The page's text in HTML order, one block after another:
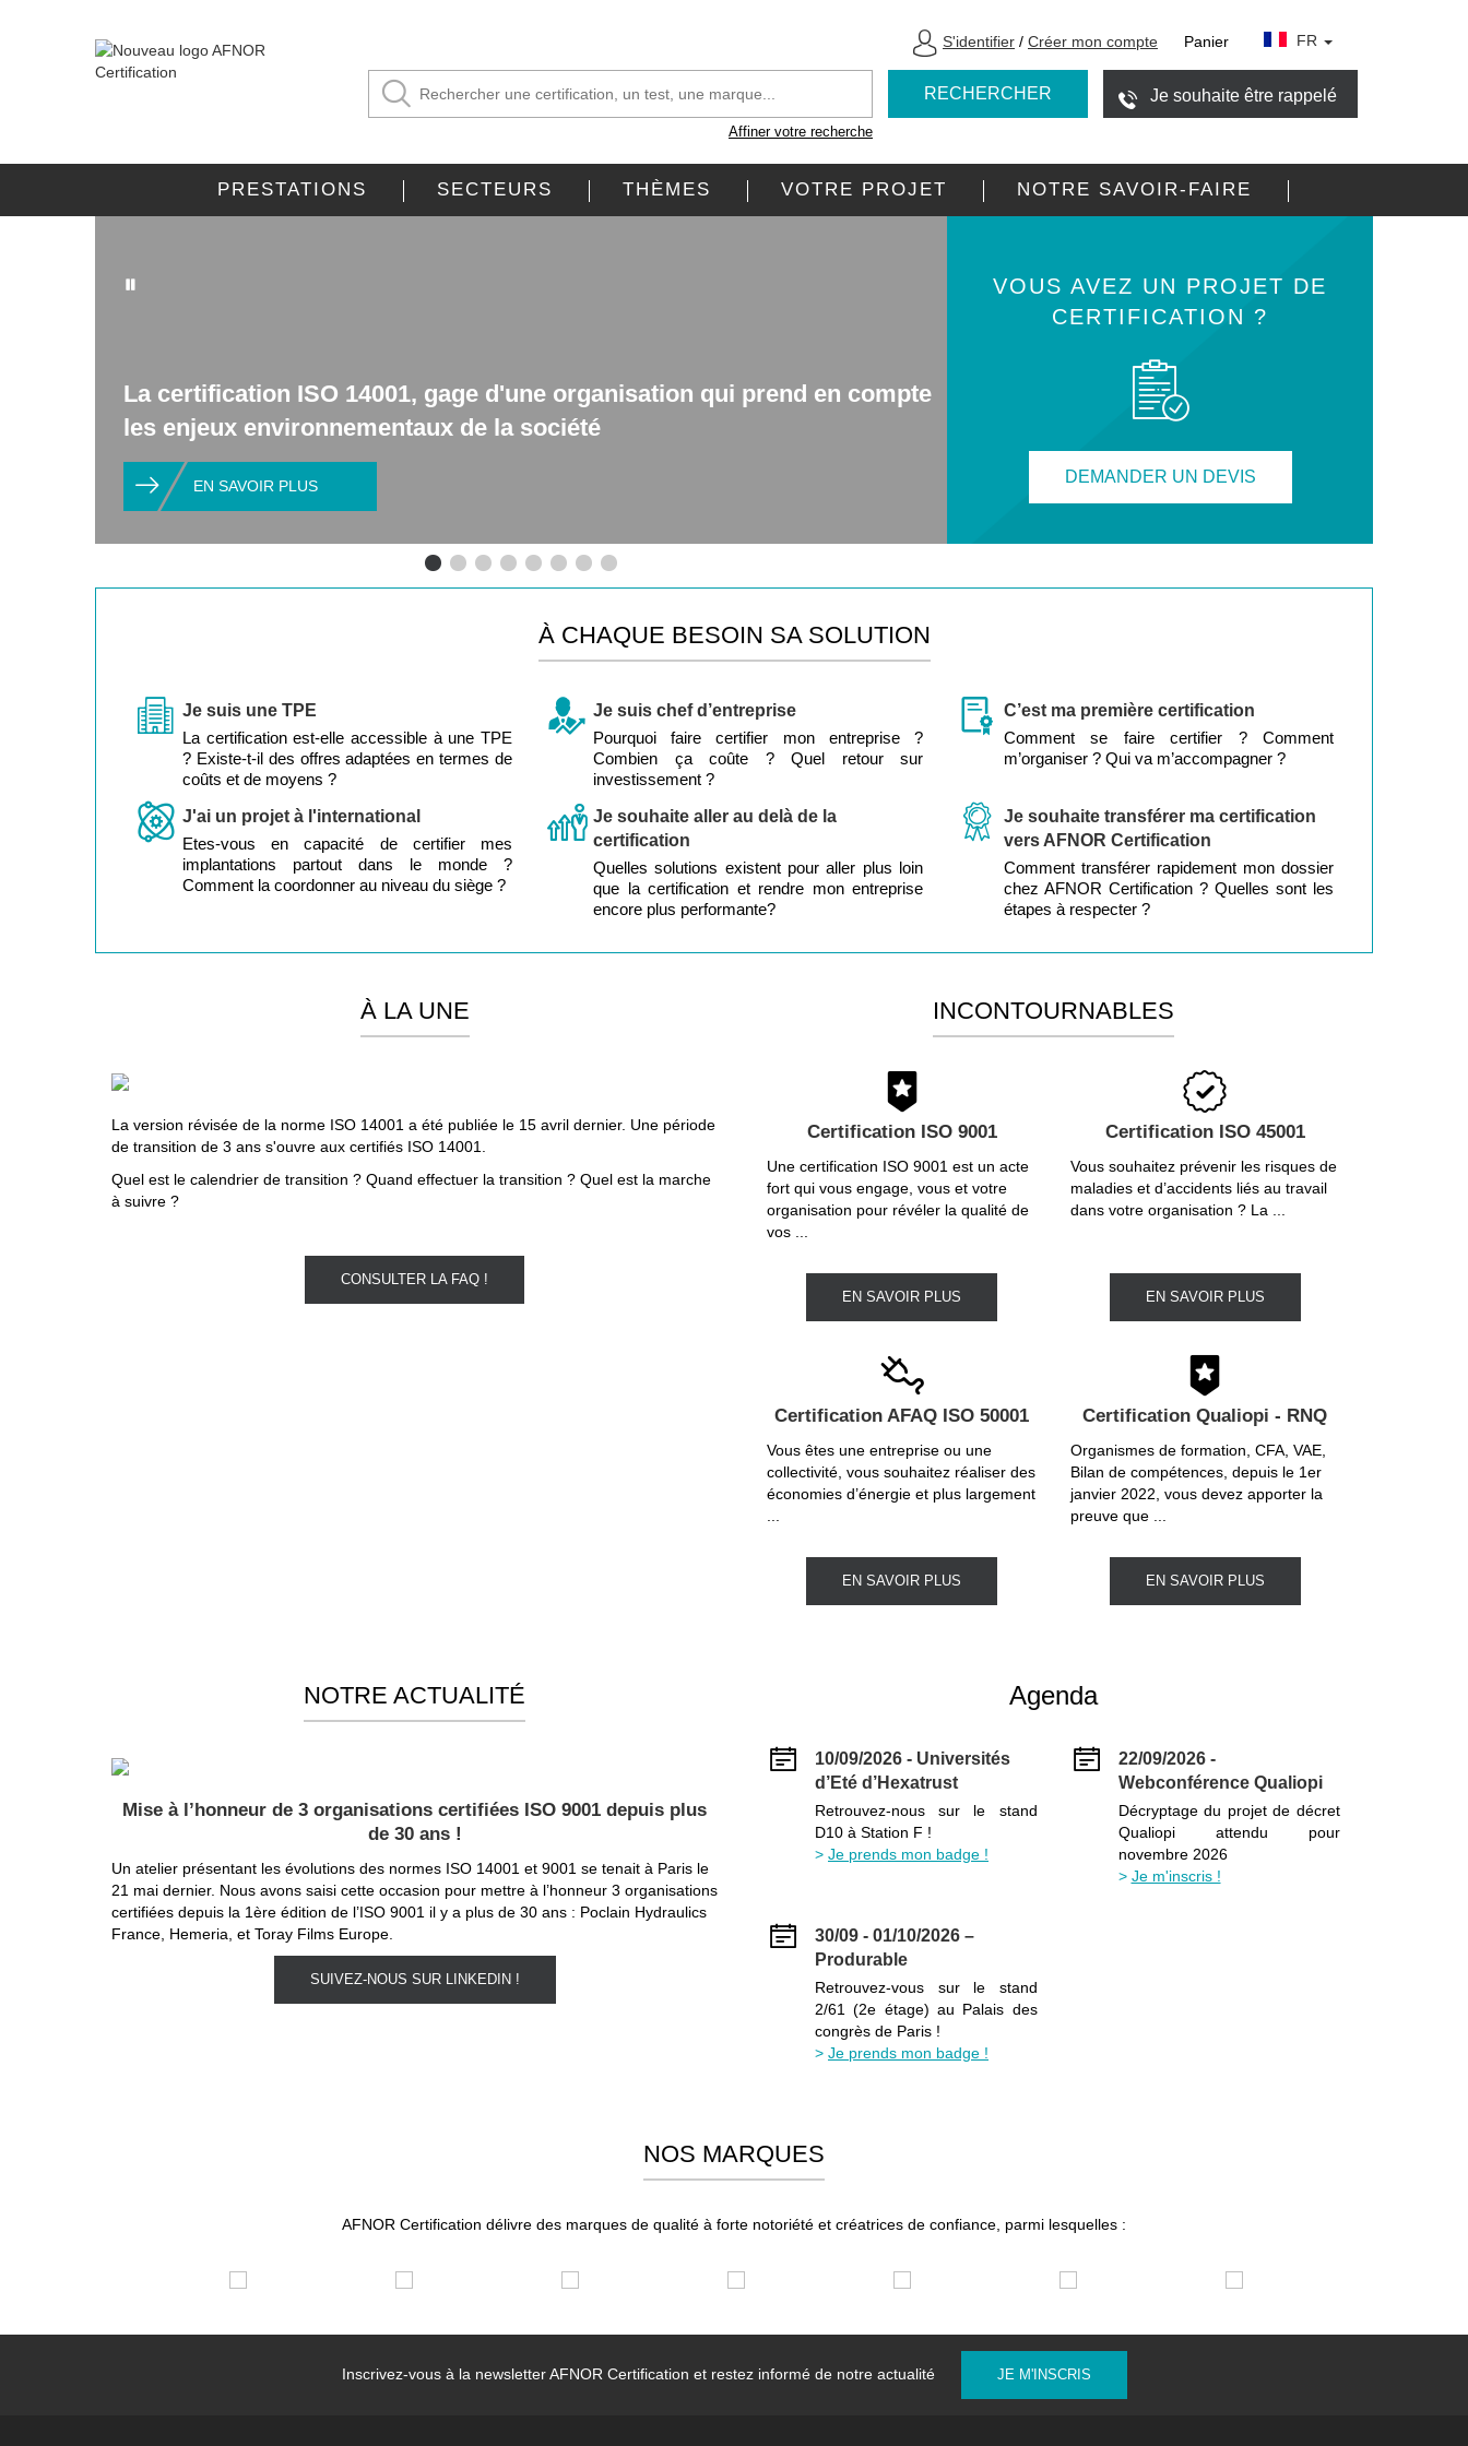
S'identifier / Créer mon compte Panier FR
Affiner votre recherche
RECHERCHER Je souhaite être rappelé
PRESTATIONS SECTEURS THÈMES VOTRE PROJET NOTRE SAVOIR-FAIRE
La certification ISO 14001, gage d'une organisation qui prend en compte
les enjeux environnementaux de la société
EN SAVOIR PLUS
VOUS AVEZ UN PROJET DE
CERTIFICATION ?
DEMANDER UN DEVIS
À CHAQUE BESOIN SA SOLUTION
Je suis une TPE
La certification est-elle accessible à une TPE
? Existe-t-il des offres adaptées en termes de
coûts et de moyens ?
Je suis chef d’entreprise
Pourquoi faire certifier mon entreprise ?
Combien ça coûte ? Quel retour sur
investissement ?
C’est ma première certification
Comment se faire certifier ? Comment
m’organiser ? Qui va m’accompagner ?
J'ai un projet à l'international
Etes-vous en capacité de certifier mes
implantations partout dans le monde ?
Comment la coordonner au niveau du siège ?
Je souhaite aller au delà de la
certification
Quelles solutions existent pour aller plus loin
que la certification et rendre mon entreprise
encore plus performante?
Je souhaite transférer ma certification
vers AFNOR Certification
Comment transférer rapidement mon dossier
chez AFNOR Certification ? Quelles sont les
étapes à respecter ?
À LA UNE
La version révisée de la norme ISO 14001 a été publiée le 15 avril dernier. Une période
de transition de 3 ans s'ouvre aux certifiés ISO 14001.
Quel est le calendrier de transition ? Quand effectuer la transition ? Quel est la marche
à suivre ?
CONSULTER LA FAQ !
INCONTOURNABLES
Certification ISO 9001
Une certification ISO 9001 est un acte
fort qui vous engage, vous et votre
organisation pour révéler la qualité de
vos ...
EN SAVOIR PLUS
Certification ISO 45001
Vous souhaitez prévenir les risques de
maladies et d’accidents liés au travail
dans votre organisation ? La ...
EN SAVOIR PLUS
Certification AFAQ ISO 50001
Vous êtes une entreprise ou une
collectivité, vous souhaitez réaliser des
économies d’énergie et plus largement
EN SAVOIR PLUS
Certification Qualiopi - RNQ
Organismes de formation, CFA, VAE,
Bilan de compétences, depuis le 1er
janvier 2022, vous devez apporter la
preuve que ...
EN SAVOIR PLUS
NOTRE ACTUALITÉ
Mise à l’honneur de 3 organisations certifiées ISO 9001 depuis plus
de 30 ans !
Un atelier présentant les évolutions des normes ISO 14001 et 9001 se tenait à Paris le
21 mai dernier. Nous avons saisi cette occasion pour mettre à l’honneur 3 organisations
certifiées depuis la 1ère édition de l’ISO 9001 il y a plus de 30 ans : Poclain Hydraulics
France, Hemeria, et Toray Films Europe.
SUIVEZ-NOUS SUR LINKEDIN !
Agenda
10/09/2026 - Universités
d’Eté d’Hexatrust
Retrouvez-nous sur le stand
D10 à Station F !
Je prends mon badge !
22/09/2026 -
Webconférence Qualiopi
Décryptage du projet de décret
Qualiopi attendu pour
novembre 2026
Je m'inscris !
30/09 - 01/10/2026 –
Produrable
Retrouvez-vous sur le stand
2/61 (2e étage) au Palais des
congrès de Paris !
Je prends mon badge !
NOS MARQUES
AFNOR Certification délivre des marques de qualité à forte notoriété et créatrices de confiance, parmi lesquelles :
Inscrivez-vous à la newsletterAFNOR Certification et restez informé de notre actualité JE M'INSCRIS